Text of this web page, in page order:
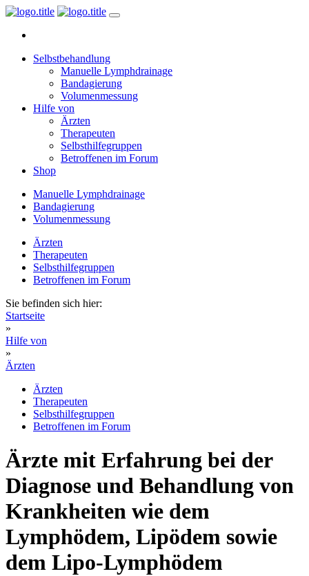
Selbstbehandlung
Manuelle Lymphdrainage
Bandagierung
Volumenmessung
Hilfe von
Ärzten
Therapeuten
Selbsthilfegruppen
Betroffenen im Forum
Shop
Manuelle Lymphdrainage
Bandagierung
Volumenmessung
Ärzten
Therapeuten
Selbsthilfegruppen
Betroffenen im Forum
Sie befinden sich hier:
Startseite
»
Hilfe von
»
Ärzten
Ärzten
Therapeuten
Selbsthilfegruppen
Betroffenen im Forum
Ärzte mit Erfahrung bei der
Diagnose und Behandlung von
Krankheiten wie dem
Lymphödem, Lipödem sowie
dem Lipo-Lymphödem